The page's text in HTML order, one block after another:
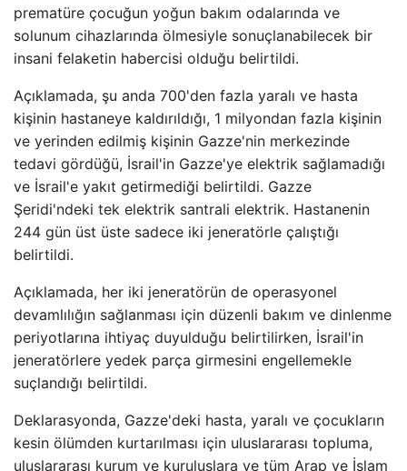
prematüre çocuğun yoğun bakım odalarında ve
solunum cihazlarında ölmesiyle sonuçlanabilecek bir
insani felaketin habercisi olduğu belirtildi.
Açıklamada, şu anda 700'den fazla yaralı ve hasta
kişinin hastaneye kaldırıldığı, 1 milyondan fazla kişinin
ve yerinden edilmiş kişinin Gazze'nin merkezinde
tedavi gördüğü, İsrail'in Gazze'ye elektrik sağlamadığı
ve İsrail'e yakıt getirmediği belirtildi. Gazze
Şeridi'ndeki tek elektrik santrali elektrik. Hastanenin
244 gün üst üste sadece iki jeneratörle çalıştığı
belirtildi.
Açıklamada, her iki jeneratörün de operasyonel
devamlılığın sağlanması için düzenli bakım ve dinlenme
periyotlarına ihtiyaç duyulduğu belirtilirken, İsrail'in
jeneratörlere yedek parça girmesini engellemekle
suçlandığı belirtildi.
Deklarasyonda, Gazze'deki hasta, yaralı ve çocukların
kesin ölümden kurtarılması için uluslararası topluma,
uluslararası kurum ve kuruluşlara ve tüm Arap ve İslam